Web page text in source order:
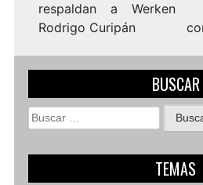
respaldan a Werken
Rodrigo Curipán
BUSCAR
Buscar:
TEMAS